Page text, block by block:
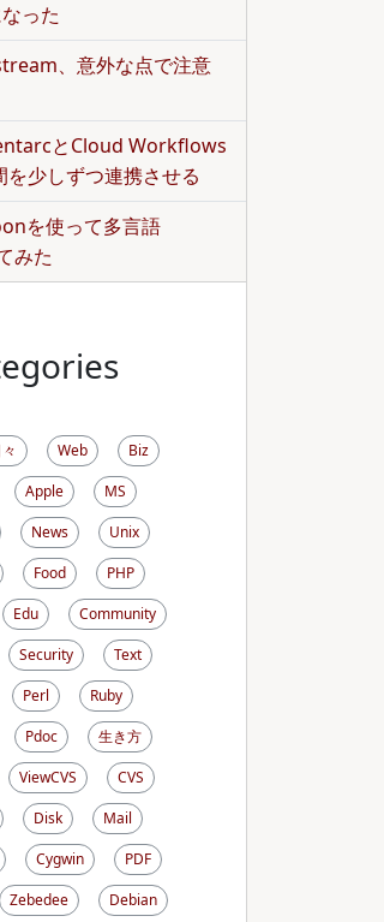
った
、意外な点で注意
とCloud Workflows
少しずつ連携させる
を使って多言語
みた
Web
Biz
Apple
MS
News
Unix
Food
PHP
Edu
Community
Security
Text
Perl
Ruby
Pdoc
生き方
ViewCVS
CVS
Disk
Mail
Cygwin
PDF
Zebedee
Debian